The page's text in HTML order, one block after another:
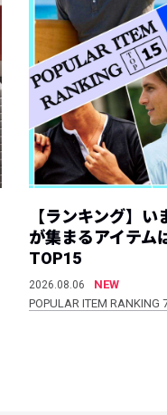
【ランキング】
が集まるアイテム
TOP15
2026.08.06
NEW
POPULAR ITEM